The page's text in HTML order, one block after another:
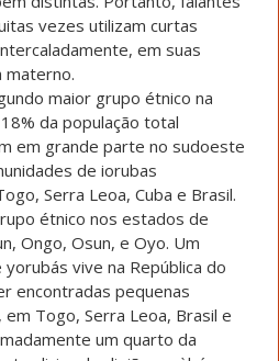
vezes utilizam curtas
em suas
materno.
maior grupo étnico na
da população total
em grande parte no sudoeste
de iorubas
Serra Leoa, Cuba e Brasil.
étnico nos estados de
Ongo, Osun, e Oyo. Um
vive na República do
encontradas pequenas
Togo, Serra Leoa, Brasil e
um quarto da